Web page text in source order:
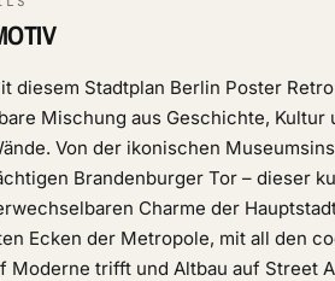
diesem Stadtplan Berlin Poster
Mischung aus Geschichte, Kultur
Von der ikonischen
Brandenburger Tor – dieser
Charme der
Ecken der Metropole, mit all den
Moderne trifft und Altbau auf Street